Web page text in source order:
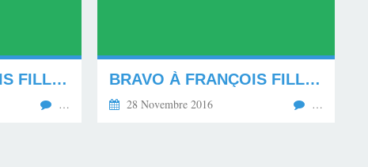
BRAVO À FRANÇOIS FILLON POUR L'ÉCLATANTE...
…
BRAVO À FRANÇOIS FILLON. PLACE AU RASSEMBLEMENT...
28 Novembre 2016 …